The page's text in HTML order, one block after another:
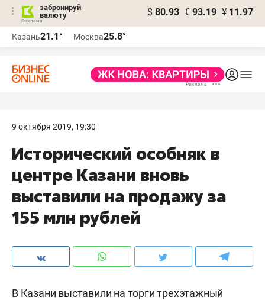
забронируй
валюту
$ 80.93 € 93.19 ¥ 11.97
Казань21.1° Москва25.8°
9 октября 2019, 19:30
Исторический особняк в
центре Казани​ вновь
выставили на продажу за
155 млн рублей
В Казани выставили на торги трехэтажный